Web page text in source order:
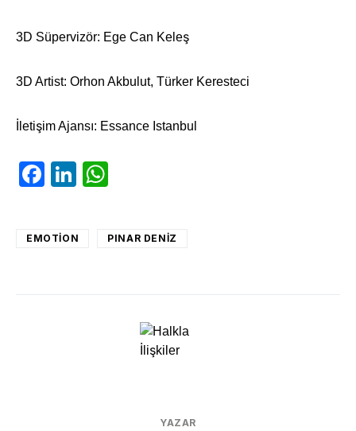
3D Süpervizör: Ege Can Keleş
3D Artist: Orhon Akbulut, Türker Keresteci
İletişim Ajansı: Essance Istanbul
Facebook
LinkedIn
EMOTION PINAR DENIZ
YAZAR